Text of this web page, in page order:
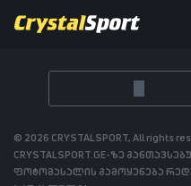
© 2026 CRYSTALSPORT, All rights
CRYSTALSPORT.GE-ზე
ფოტომასალის გამოყენება